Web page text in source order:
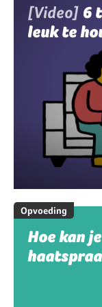
[Video] 6
leuk te
Opvoeding
Hoe kan